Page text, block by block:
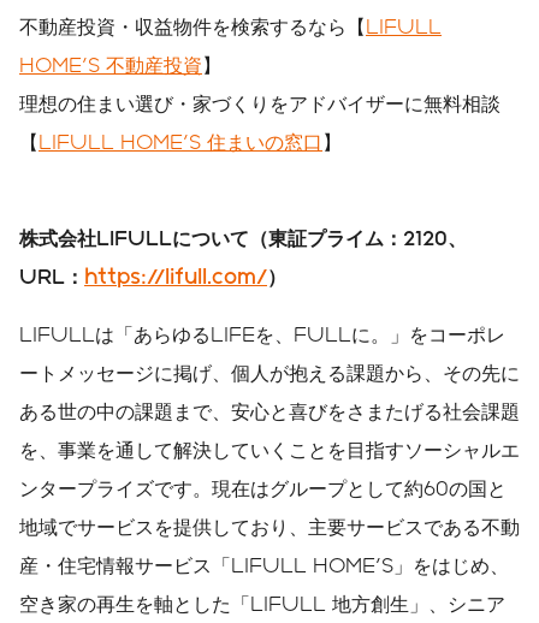
不動産投資・収益物件を検索するなら【LIFULL
HOME'S 不動産投資】
理想の住まい選び・家づくりをアドバイザーに無料相談
【LIFULL HOME'S 住まいの窓口 】
株式会社LIFULL について（東証プライム： 2120
URL
： https://lifull.com/）
LIFULLは「あらゆるLIFEを、FULLに。」をコーポレ
ートメッセージに掲げ、個人が抱える課題から、その先に
ある世の中の課題まで、安心と喜びをさまたげる社会課題
を、事業を通して解決していくことを目指すソーシャルエ
ンタープライズです。現在はグループとして約60の国と
地域でサービスを提供しており、主要サービスである不動
産・住宅情報サービス「LIFULL HOME'S」をはじめ、
空き家の再生を軸とした「LIFULL 地方創生」、シニア